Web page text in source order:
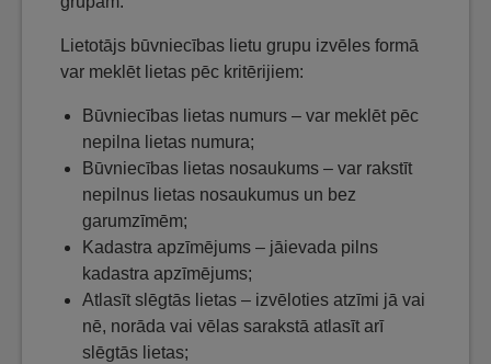
Lietotājs būvniecības lietu grupu izvēles formā
var meklēt lietas pēc kritērijiem:
Būvniecības lietas numurs – var meklēt pēc
nepilna lietas numura;
Būvniecības lietas nosaukums – var rakstīt
nepilnus lietas nosaukumus un bez
garumzīmēm;
Kadastra apzīmējums – jāievada pilns
kadastra apzīmējums;
Atlasīt slēgtās lietas – izvēloties atzīmi jā vai
nē, norāda vai vēlas sarakstā atlasīt arī
slēgtās lietas;